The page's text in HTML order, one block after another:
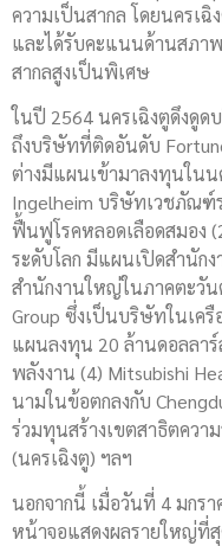
ความเป็นสากล โดยนครเ
และได้รับคะแนนด้านสภา
สากลสูงเป็นพิเศษ
ในปี 2564 นครเฉิงตูดึงดูด
ถึงบริษัทที่ติดอันดับ
ต่างมีแผนเข้ามาลงทุนในน
Ingelheim บริษัทเวชภัณฑ์
ฟื้นฟูโรคหลอดเลือดสมอง
ระดับโลก มีแผนเปิดสำนัก
สำนักงานใหญ่ในภาคตะวัน
Group ซึ่งเป็นบริษัทในเครื
แผนลงทุน 20 ล้านดอลลา
พลังงาน (4) Mitsubishi
นามในข้อตกลงกับ
ร่วมทุนสร้างเขตสาธิตคว
(นครเฉิงตู) ฯลฯ
นอกจากนี้ เมื่อวันที่ 4 มกร
หน้าจอแสดงผลรายใหญ่ที่สุ